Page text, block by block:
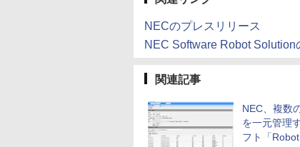
NECのプレスリリース
NEC Software Robot Solution
関連記事
NEC、複数
を一元管理
フト「